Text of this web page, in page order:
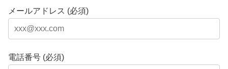
メールアドレス (必須)
電話番号 (必須)